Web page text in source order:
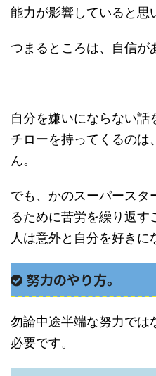
能力が影響していると思
つまるところは、自信が
自分を嫌いにならない話
チローを持ってくるのは
ん。
でも、かのスーパースタ
るために苦労を繰り返す
人は意外と自分を好きに
努力のやり方。
勿論中途半端な努力では
必要です。